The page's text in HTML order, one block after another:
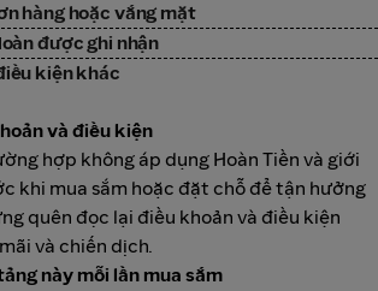
hàng hoặc vắng mặt
được ghi nhận
kiện khác
và điều kiện
hợp không áp dụng Hoàn Tiền và giới
khi mua sắm hoặc đặt chỗ để tận hưởng
quên đọc lại điều khoản và điều kiện
và chiến dịch.
này mỗi lần mua sắm